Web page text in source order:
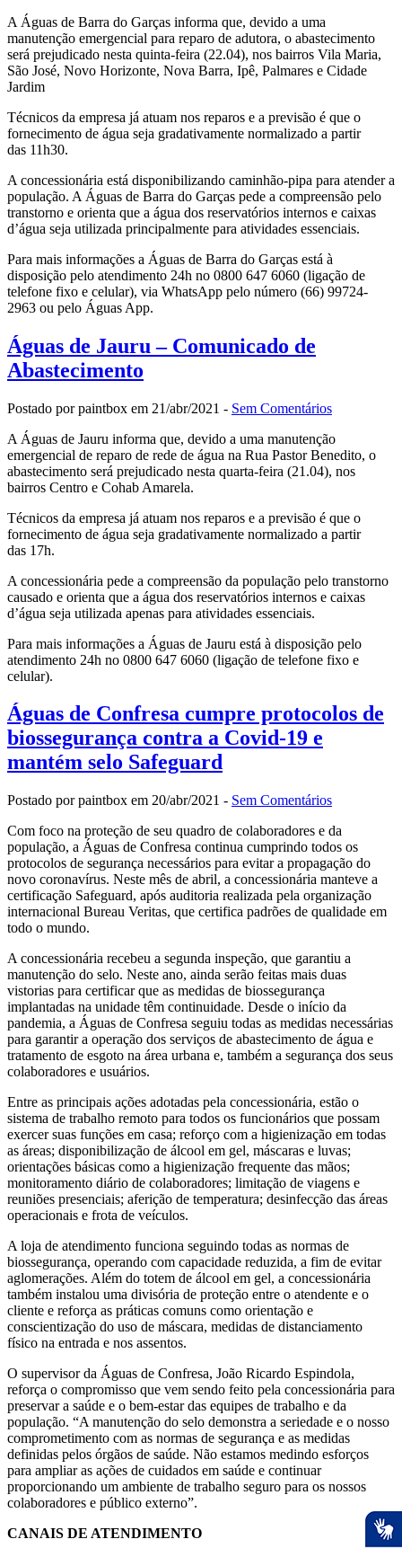
A Águas de Barra do Garças informa que, devido a uma
manutenção emergencial para reparo de adutora, o abastecimento
será prejudicado nesta quinta-feira (22.04), nos bairros Vila Maria,
São José, Novo Horizonte, Nova Barra, Ipê, Palmares e Cidade
Jardim
Técnicos da empresa já atuam nos reparos e a previsão é que o
fornecimento de água seja gradativamente normalizado a partir
das 11h30.
A concessionária está disponibilizando caminhão-pipa para atender a
população. A Águas de Barra do Garças pede a compreensão pelo
transtorno e orienta que a água dos reservatórios internos e caixas
d’água seja utilizada principalmente para atividades essenciais.
Para mais informações a Águas de Barra do Garças está à
disposição pelo atendimento 24h no 0800 647 6060 (ligação de
telefone fixo e celular), via WhatsApp pelo número (66) 99724-
2963 ou pelo Águas App.
Águas de Jauru – Comunicado de
Abastecimento
Postado por paintbox em 21/abr/2021 - Sem Comentários
A Águas de Jauru informa que, devido a uma manutenção
emergencial de reparo de rede de água na Rua Pastor Benedito, o
abastecimento será prejudicado nesta quarta-feira (21.04), nos
bairros Centro e Cohab Amarela.
Técnicos da empresa já atuam nos reparos e a previsão é que o
fornecimento de água seja gradativamente normalizado a partir
das 17h.
A concessionária pede a compreensão da população pelo transtorno
causado e orienta que a água dos reservatórios internos e caixas
d’água seja utilizada apenas para atividades essenciais.
Para mais informações a Águas de Jauru está à disposição pelo
atendimento 24h no 0800 647 6060 (ligação de telefone fixo e
celular).
Águas de Confresa cumpre protocolos de
biossegurança contra a Covid-19 e
mantém selo Safeguard
Postado por paintbox em 20/abr/2021 - Sem Comentários
Com foco na proteção de seu quadro de colaboradores e da
população, a Águas de Confresa continua cumprindo todos os
protocolos de segurança necessários para evitar a propagação do
novo coronavírus. Neste mês de abril, a concessionária manteve a
certificação Safeguard, após auditoria realizada pela organização
internacional Bureau Veritas, que certifica padrões de qualidade em
todo o mundo.
A concessionária recebeu a segunda inspeção, que garantiu a
manutenção do selo. Neste ano, ainda serão feitas mais duas
vistorias para certificar que as medidas de biossegurança
implantadas na unidade têm continuidade. Desde o início da
pandemia, a Águas de Confresa seguiu todas as medidas necessárias
para garantir a operação dos serviços de abastecimento de água e
tratamento de esgoto na área urbana e, também a segurança dos seus
colaboradores e usuários.
Entre as principais ações adotadas pela concessionária, estão o
sistema de trabalho remoto para todos os funcionários que possam
exercer suas funções em casa; reforço com a higienização em todas
as áreas; disponibilização de álcool em gel, máscaras e luvas;
orientações básicas como a higienização frequente das mãos;
monitoramento diário de colaboradores; limitação de viagens e
reuniões presenciais; aferição de temperatura; desinfecção das áreas
operacionais e frota de veículos.
A loja de atendimento funciona seguindo todas as normas de
biossegurança, operando com capacidade reduzida, a fim de evitar
aglomerações. Além do totem de álcool em gel, a concessionária
também instalou uma divisória de proteção entre o atendente e o
cliente e reforça as práticas comuns como orientação e
conscientização do uso de máscara, medidas de distanciamento
físico na entrada e nos assentos.
O supervisor da Águas de Confresa, João Ricardo Espindola,
reforça o compromisso que vem sendo feito pela concessionária para
preservar a saúde e o bem-estar das equipes de trabalho e da
população. “A manutenção do selo demonstra a seriedade e o nosso
comprometimento com as normas de segurança e as medidas
definidas pelos órgãos de saúde. Não estamos medindo esforços
para ampliar as ações de cuidados em saúde e continuar
proporcionando um ambiente de trabalho seguro para os nossos
colaboradores e público externo”.
CANAIS DE ATENDIMENTO